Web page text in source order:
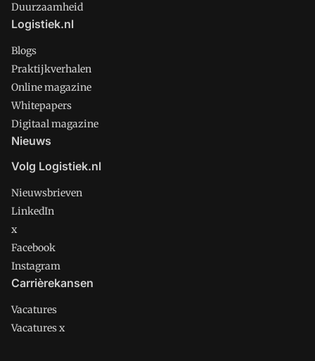
Duurzaamheid
Logistiek.nl
Blogs
Praktijkverhalen
Online magazine
Whitepapers
Digitaal magazine
Nieuws
Volg Logistiek.nl
Nieuwsbrieven
LinkedIn
x
Facebook
Instagram
Carrièrekansen
Vacatures
Vacatures x